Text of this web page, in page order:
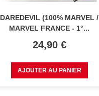
DAREDEVIL (100% MARVEL /
MARVEL FRANCE - 1°...
Prix
24,90 €
AJOUTER AU PANIER